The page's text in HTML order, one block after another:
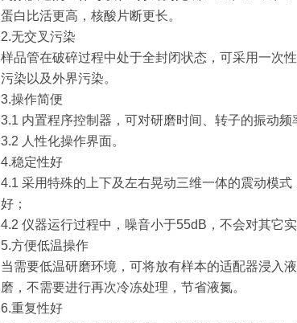
蛋白比活更高，核酸片断更长。
2.无交叉污染
样品管在破碎过程中处于全封闭状态，可采用一次
污染以及外界污染。
3.操作简便
3.1 内置程序控制器，可对研磨时间、转子的振动频
3.2 人性化操作界面。
4.稳定性好
4.1 采用特殊的上下及左右晃动三维一体的震动模
好；
4.2 仪器运行过程中，噪音小于55dB，不会对其它实
5.方便低温操作
当需要低温研磨环境，可将放有样本的适配器浸入
磨，不需要进行再次冷冻处理，节省液氮。
6.重复性好